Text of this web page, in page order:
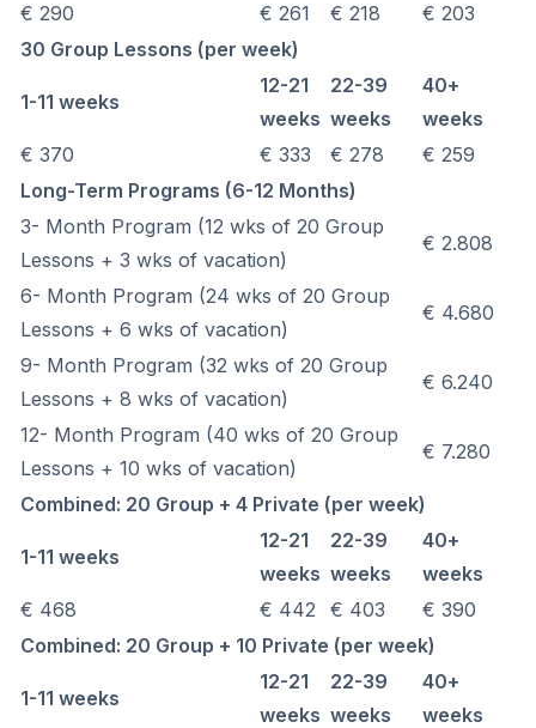
€ 290
€ 261 € 218
€ 203
30 Group Lessons (per week)
1-11 weeks
12-21
weeks
22-39
weeks
40+
weeks
€ 370
€ 333 € 278
€ 259
Long-Term Programs (6-12 Months)
3- Month Program (12 wks of 20 Group
Lessons + 3 wks of vacation)
€ 2.808
6- Month Program (24 wks of 20 Group
Lessons + 6 wks of vacation)
€ 4.680
9- Month Program (32 wks of 20 Group
Lessons + 8 wks of vacation)
€ 6.240
12- Month Program (40 wks of 20 Group
Lessons + 10 wks of vacation)
€ 7.280
Combined: 20 Group + 4 Private (per week)
1-11 weeks
12-21
weeks
22-39
weeks
40+
weeks
€ 468
€ 442 € 403
€ 390
Combined: 20 Group + 10 Private (per week)
1-11 weeks
12-21
weeks
22-39
weeks
40+
weeks